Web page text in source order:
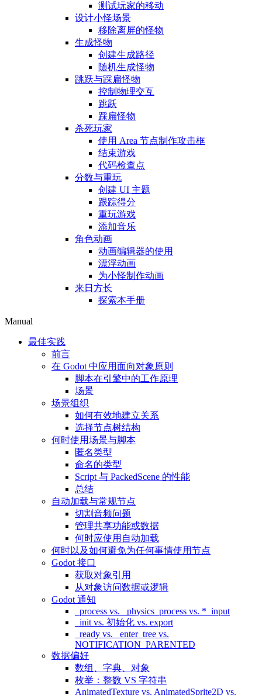
测试玩家的移动
设计小怪场景
移除离屏的怪物
生成怪物
创建生成路径
随机生成怪物
跳跃与踩扁怪物
控制物理交互
跳跃
踩扁怪物
杀死玩家
使用 Area 节点制作攻击框
结束游戏
代码检查点
分数与重玩
创建 UI 主题
跟踪得分
重玩游戏
添加音乐
角色动画
动画编辑器的使用
漂浮动画
为小怪制作动画
来日方长
探索本手册
Manual
最佳实践
前言
在 Godot 中应用面向对象原则
脚本在引擎中的工作原理
场景
场景组织
如何有效地建立关系
选择节点树结构
何时使用场景与脚本
匿名类型
命名的类型
Script 与 PackedScene 的性能
总结
自动加载与常规节点
切割音频问题
管理共享功能或数据
何时应使用自动加载
何时以及如何避免为任何事情使用节点
Godot 接口
获取对象引用
从对象访问数据或逻辑
Godot 通知
_process vs. _physics_process vs. *_input
_init vs. 初始化 vs. export
_ready vs. _enter_tree vs.
NOTIFICATION_PARENTED
数据偏好
数组、字典、对象
枚举：整数 VS 字符串
AnimatedTexture vs. AnimatedSprite2D vs.